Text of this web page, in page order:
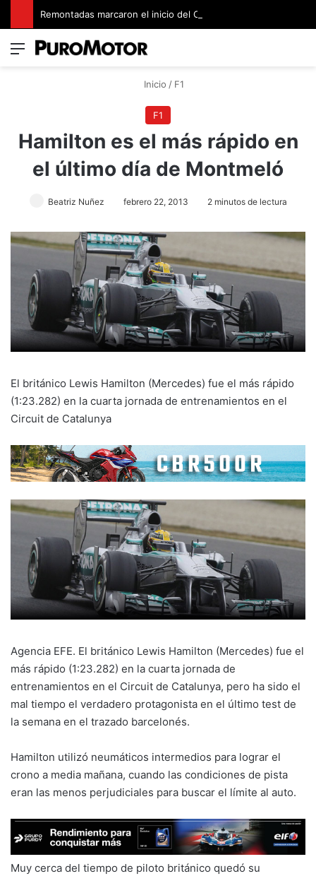
Menú
Inicio / F1
F1
Hamilton es el más rápido en
el último día de Montmeló
Beatriz Nuñez febrero 22, 2013 2 minutos de lectura
El británico Lewis Hamilton (Mercedes) fue el más rápido
(1:23.282) en la cuarta jornada de entrenamientos en el
Circuit de Catalunya
Agencia EFE. El británico Lewis Hamilton (Mercedes) fue el
más rápido (1:23.282) en la cuarta jornada de
entrenamientos en el Circuit de Catalunya, pero ha sido el
mal tiempo el verdadero protagonista en el último test de
la semana en el trazado barcelonés.
Hamilton utilizó neumáticos intermedios para lograr el
crono a media mañana, cuando las condiciones de pista
eran las menos perjudiciales para buscar el límite al auto.
Muy cerca del tiempo de piloto británico quedó su